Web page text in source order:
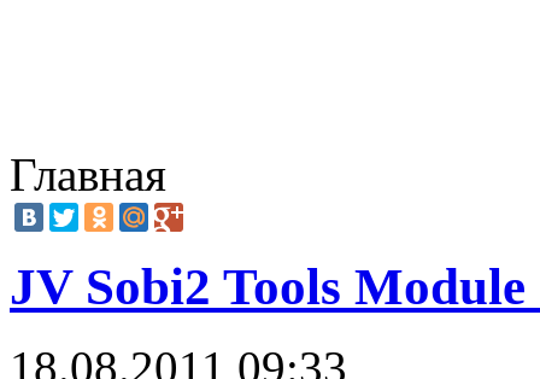
Главная
JV Sobi2 Tools
18.08.2011 09:33